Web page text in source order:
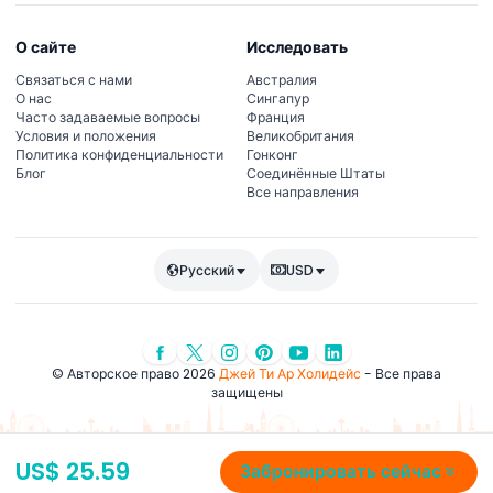
US$ 25.59 Забронировать сейчас
О сайте
Связаться с нами
О нас
Часто задаваемые вопросы
Условия и положения
Политика конфиденциальности
Блог
Исследовать
Австралия
Сингапур
Франция
Великобритания
Гонконг
Соединённые Штаты
Все направления
Русский USD
© Авторское право 2026 Джей Ти Ар Холидейс- Все права
защищены